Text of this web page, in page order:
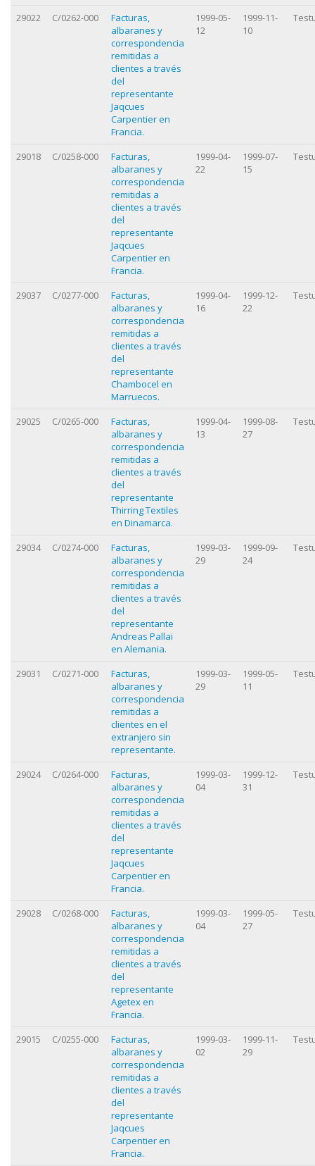
29022 C/0262-000
Facturas,
albaranes y
correspondencia
remitidas a
clientes a través
del
representante
Jaqcues
Carpentier en
Francia.
1999-05-
12
1999-11-
10
29018 C/0258-000
Facturas,
albaranes y
correspondencia
remitidas a
clientes a través
del
representante
Jaqcues
Carpentier en
Francia.
1999-04-
22
1999-07-
15
29037 C/0277-000
Facturas,
albaranes y
correspondencia
remitidas a
clientes a través
del
representante
Chambocel en
Marruecos.
1999-04-
16
1999-12-
22
29025 C/0265-000
Facturas,
albaranes y
correspondencia
remitidas a
clientes a través
del
representante
Thirring Textiles
en Dinamarca.
1999-04-
13
1999-08-
27
29034 C/0274-000
Facturas,
albaranes y
correspondencia
remitidas a
clientes a través
del
representante
Andreas Pallai
en Alemania.
1999-03-
29
1999-09-
24
29031 C/0271-000
Facturas,
albaranes y
correspondencia
remitidas a
clientes en el
extranjero sin
representante.
1999-03-
29
1999-05-
11
29024 C/0264-000
Facturas,
albaranes y
correspondencia
remitidas a
clientes a través
del
representante
Jaqcues
Carpentier en
Francia.
1999-03-
04
1999-12-
31
29028 C/0268-000
Facturas,
albaranes y
correspondencia
remitidas a
clientes a través
del
representante
Agetex en
Francia.
1999-03-
04
1999-05-
27
29015 C/0255-000
Facturas,
albaranes y
correspondencia
remitidas a
clientes a través
del
representante
Jaqcues
Carpentier en
Francia.
1999-03-
02
1999-11-
29